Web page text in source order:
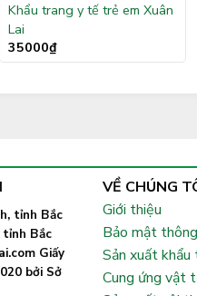
Khẩu trang y tế trẻ em Xuân
Lai
35000₫
tỉnh Bắc
tỉnh Bắc
Giấy
bởi Sở
VỀ CHÚNG
Giới thiệu
Bảo mật
Sản xuất
Cung ứng vật